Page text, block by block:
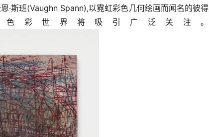
·斯班(Vaughn Spann),以霓虹彩色几何绘画而闻名的彼得
色彩世界将吸引广泛关注。